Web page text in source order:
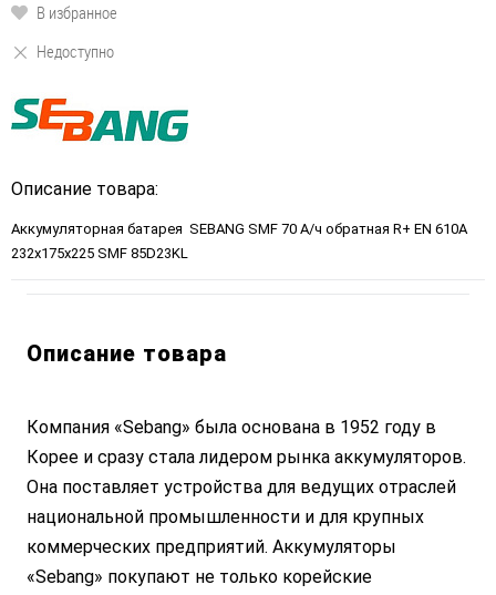
В избранное
Недоступно
Описание товара:
Аккумуляторная батарея SEBANG SMF 70 А/ч обратная R+ EN 610A
232x175x225 SMF 85D23KL
Описание товара
Компания «Sebang» была основана в 1952 году в
Корее и сразу стала лидером рынка аккумуляторов.
Она поставляет устройства для ведущих отраслей
национальной промышленности и для крупных
коммерческих предприятий. Аккумуляторы
«Sebang» покупают не только корейские